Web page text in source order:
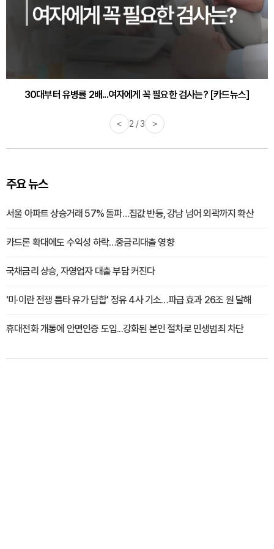
30대부터 유병률 2배...여자에게 꼭 필요한 검사는? [카드뉴스]
감기·독감 예방하고 면역력 높이는 4가지 영양제 [카드뉴스]
< 2 / 3 >
주요 뉴스
서울 아파트 상승거래 57% 돌파…집값 반등, 강남 넘어 외곽까지 확산
카드론 확대에도 수익성 하락…중금리대출 영향
국채금리 상승, 자영업자 대출 부담 커진다
'미·이란 전쟁 틈타 유가 담합' 정유 4사 기소…파급 효과 26조 원 달해
휴대전화 개통에 안면인증 도입...강화된 본인 절차로 민생범죄 차단